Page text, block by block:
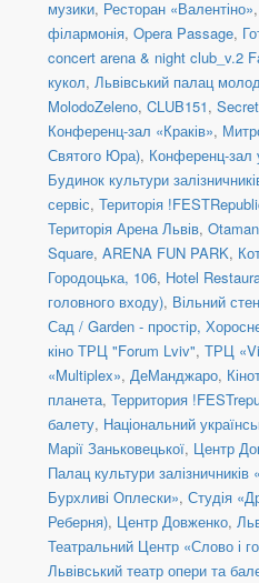
музики, Ресторан «Валентіно»,
філармонія, Opera Passage,
concert arena & night club_v.2
кукол, Львівський палац
MolodoZeleno, CLUB151,
Конференц-зал «Краків»,
Святого Юра), Конференц-зал
Будинок культури
сервіс, Територія
Територія Арена Львів,
Square, ARENA FUN PARK,
Городоцька, 106, Hotel
головного входу), Вільний
Сад / Garden - простір,
кіно ТРЦ "Forum Lviv", ТРЦ
«Multiplex», ДеМанджаро,
планета, Территория
балету, Національний
Марії Заньковецької, Центр
Палац культури залізничників
Бурхливі Оплески», Студія
Реберня), Центр Довженко,
Театральний Центр «Слово і
Львівський театр опери та